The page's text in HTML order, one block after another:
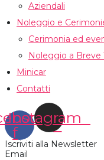
Aziendali
Noleggio e
Cerimonia ed
Noleggio a Breve
Minicar
Contatti
f
Instagram
Iscriviti alla Newsletter
Email